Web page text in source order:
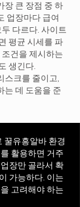
장 큰 장점 중 하
업장마다 급여
다르다. 사이트
평균 시세를 파
건을 제시하는
생긴다.
스크를 줄이고,
는 데 도움을 준
꿀유흥알바 환경
활용하면 거주
장만 골라서 확
가능하다. 이는
고려해야 하는